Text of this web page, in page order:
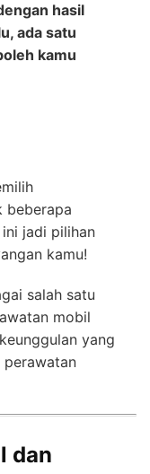
hasil
ada satu
kamu
beberapa
jadi pilihan
kamu!
salah satu
mobil
yang
perawatan
dan